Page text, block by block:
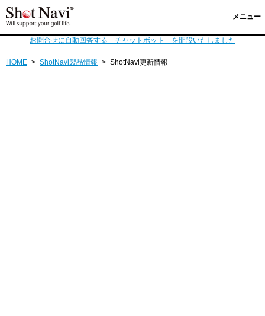
メニュー
お問合せに自動回答する「チャットボット」を開設いたしました
HOME > ShotNavi製品情報 > ShotNavi更新情報